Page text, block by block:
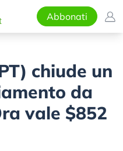
Abbonati
chiude un
da
vale $852